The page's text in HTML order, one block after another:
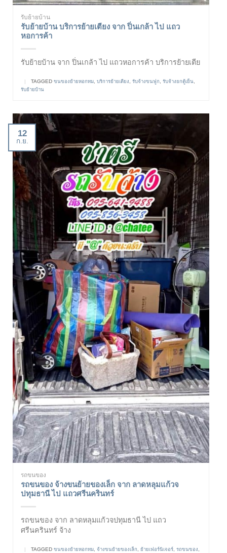
รับย้ายบ้าน
รับย้ายบ้าน บริการย้ายเตียง จาก ปิ่นเกล้า ไป แถว
หอการค้า
รับย้ายบ้าน จาก ปิ่นเกล้า ไป แถวหอการค้า บริการย้ายเตีย
| TAGGED ขนของย้ายหอกทม บริการย้ายเตียง รับจ้างขนฟูก รับจ้างยกตู้เย็น
รับย้ายบ้าน
12
ก.ย.
รถขนของ
รถขนของ จ้างขนย้ายของเล็ก จาก ลาดหลุมแก้วจ
ปทุมธานี ไป แถวศรีนครินทร์
รถขนของ จาก ลาดหลุมแก้วจปทุมธานี ไป แถว
ศรีนครินทร์ จ้าง
| TAGGED ขนของย้ายหอกทม จ้างขนย้ายของเล็ก ย้ายเฟอร์นิเจอร์ รถขนของ